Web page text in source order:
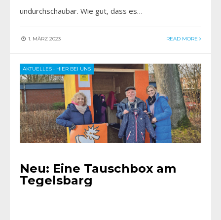
undurchschaubar. Wie gut, dass es…
1. MÄRZ 2023 READ MORE
AKTUELLES • HIER BEI UNS
Neu: Eine Tauschbox am
Tegelsbarg